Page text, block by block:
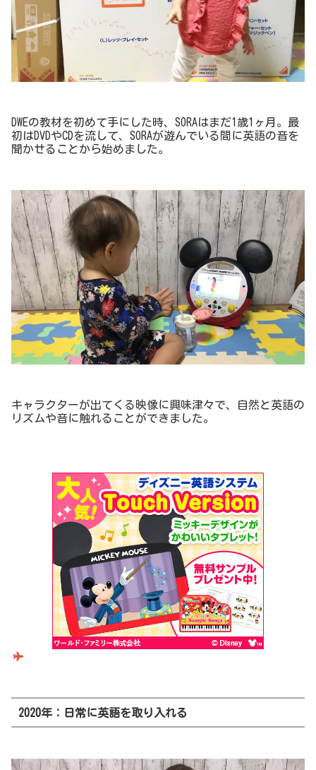
DWEの教材を初めて手にした時、SORAはまだ1歳1ヶ月。最
初はDVDやCDを流して、SORAが遊んでいる間に英語の音を
聞かせることから始めました。
キャラクターが出てくる映像に興味津々で、自然と英語の
リズムや音に触れることができました。
2020年：日常に英語を取り入れる